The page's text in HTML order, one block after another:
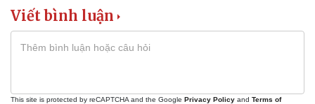
Chứng khoán
Viết bình luận
This site is protected by reCAPTCHA and the Google Privacy Policy and Terms of